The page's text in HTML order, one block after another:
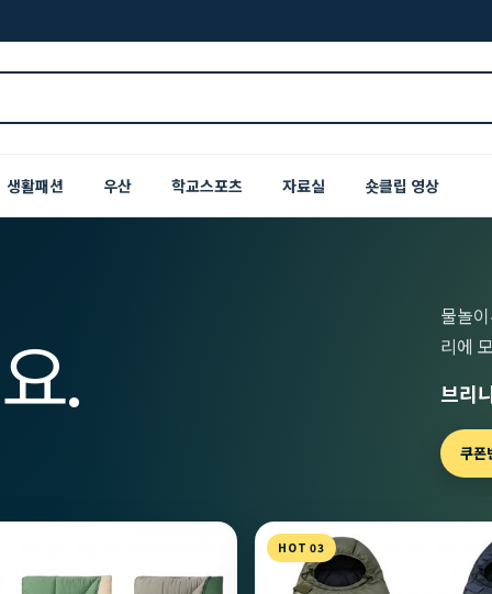
생활패션 우산 학교스포츠 자료실 숏클립 영상
.
물놀
리에
브리
쿠폰
HOT 03